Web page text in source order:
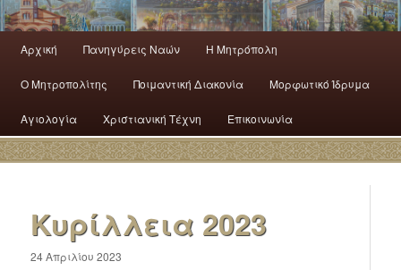
Αρχική Πανηγύρεις Ναών H Mητρόπολη
Ο Mητροπολίτης Ποιμαντική Διακονία Μορφωτικό Ίδρυμα
Αγιολογία Χριστιανική Τέχνη Επικοινωνία
Κυρίλλεια 2023
24 Απριλίου 2023